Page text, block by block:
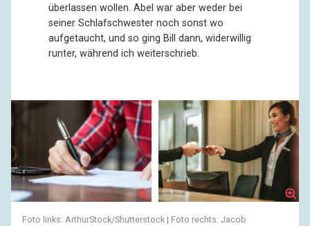
überlassen wollen. Abel war aber weder bei
seiner Schlafschwester noch sonst wo
aufgetaucht, und so ging Bill dann, widerwillig
runter, während ich weiterschrieb.
Foto links: ArthurStock/Shutterstock | Foto rechts: Jacob